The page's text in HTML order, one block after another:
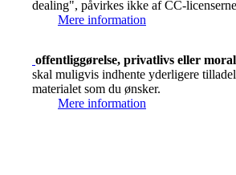
dealing", påvirkes ikke af CC-
Mere information
offentliggørelse, privatlivs eller
skal muligvis indhente yderligere
materialet som du ønsker.
Mere information